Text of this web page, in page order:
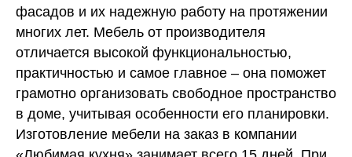
фасадов и их надежную работу на протяжении
многих лет. Мебель от производителя
отличается высокой функциональностью,
практичностью и самое главное – она поможет
грамотно организовать свободное пространство
в доме, учитывая особенности его планировки.
Изготовление мебели на заказ в компании